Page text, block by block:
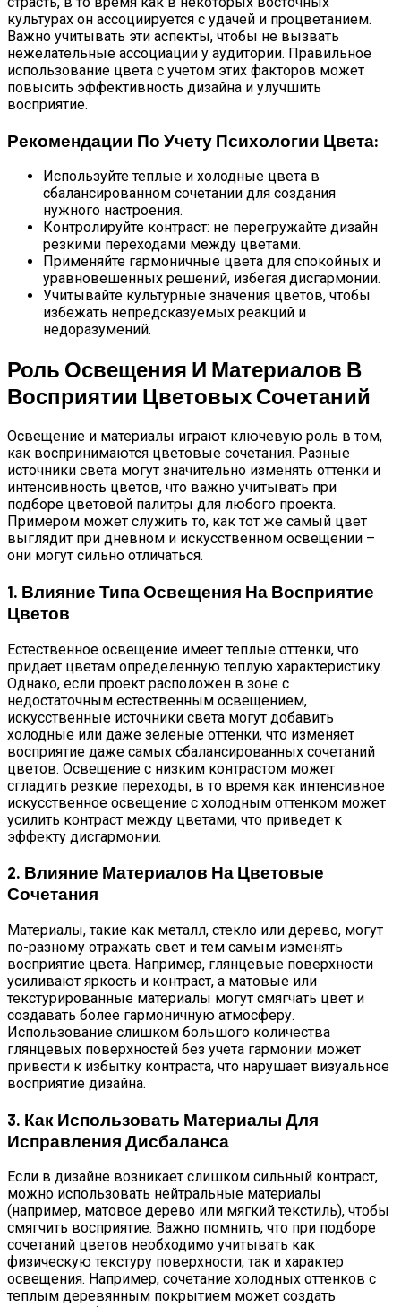
культурах он ассоциируется с удачей и процветанием.
Важно учитывать эти аспекты, чтобы не вызвать
нежелательные ассоциации у аудитории. Правильное
использование цвета с учетом этих факторов может
повысить эффективность дизайна и улучшить
восприятие.
Рекомендации По Учету Психологии Цвета:
Используйте теплые и холодные цвета в
сбалансированном сочетании для создания
нужного настроения.
Контролируйте контраст: не перегружайте дизайн
резкими переходами между цветами.
Применяйте гармоничные цвета для спокойных и
уравновешенных решений, избегая дисгармонии.
Учитывайте культурные значения цветов, чтобы
избежать непредсказуемых реакций и
недоразумений.
Роль Освещения И Материалов В
Восприятии Цветовых Сочетаний
Освещение и материалы играют ключевую роль в том,
как воспринимаются цветовые сочетания. Разные
источники света могут значительно изменять оттенки и
интенсивность цветов, что важно учитывать при
подборе цветовой палитры для любого проекта.
Примером может служить то, как тот же самый цвет
выглядит при дневном и искусственном освещении –
они могут сильно отличаться.
1. Влияние Типа Освещения На Восприятие
Цветов
Естественное освещение имеет теплые оттенки, что
придает цветам определенную теплую характеристику.
Однако, если проект расположен в зоне с
недостаточным естественным освещением,
искусственные источники света могут добавить
холодные или даже зеленые оттенки, что изменяет
восприятие даже самых сбалансированных сочетаний
цветов. Освещение с низким контрастом может
сгладить резкие переходы, в то время как интенсивное
искусственное освещение с холодным оттенком может
усилить контраст между цветами, что приведет к
эффекту дисгармонии.
2. Влияние Материалов На Цветовые
Сочетания
Материалы, такие как металл, стекло или дерево, могут
по-разному отражать свет и тем самым изменять
восприятие цвета. Например, глянцевые поверхности
усиливают яркость и контраст, а матовые или
текстурированные материалы могут смягчать цвет и
создавать более гармоничную атмосферу.
Использование слишком большого количества
глянцевых поверхностей без учета гармонии может
привести к избытку контраста, что нарушает визуальное
восприятие дизайна.
3. Как Использовать Материалы Для
Исправления Дисбаланса
Если в дизайне возникает слишком сильный контраст,
можно использовать нейтральные материалы
(например, матовое дерево или мягкий текстиль), чтобы
смягчить восприятие. Важно помнить, что при подборе
сочетаний цветов необходимо учитывать как
физическую текстуру поверхности, так и характер
освещения. Например, сочетание холодных оттенков с
теплым деревянным покрытием может создать